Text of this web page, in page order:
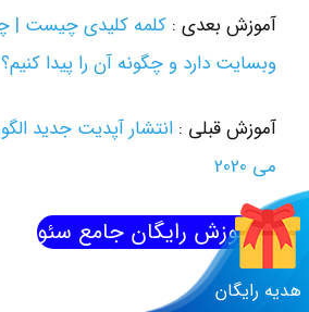
هدیه رایگان
آموزش بعدی : کلمه کلیدی چیست |
وبسایت دارد و چگونه آن را پیدا کنیم؟
آموزش قبلی : انتشار آپدیت جدید
می 2020
آموزش رایگان جامع سئو